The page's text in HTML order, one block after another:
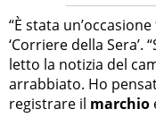
“È stata
‘Corriere della Sera’.
letto la notizia del
arrabbiato. Ho
registrare il marchio